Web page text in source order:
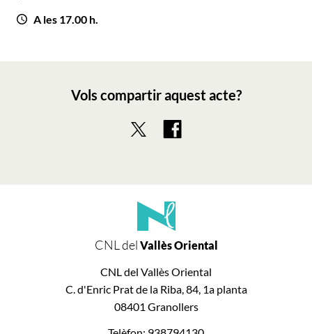
A les 17.00 h.
Vols compartir aquest acte?
CNL del Vallès Oriental
CNL del Vallès Oriental
C. d'Enric Prat de la Riba, 84, 1a planta
08401 Granollers